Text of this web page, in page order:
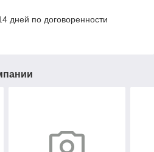
дней по договоренности